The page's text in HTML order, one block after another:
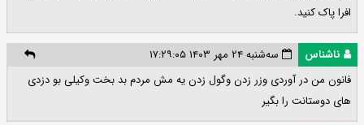
افرا پاک کنید.
ناشناس
سه‌شنبه ۲۴ مهر ۱۴۰۳ ۱۷:۲۹:۰۵
فانون من در آوردی وزر زدن وگول زدن یه مش مردم بد بخت وکیلی بو دزدی
های دوستانت را بگیر